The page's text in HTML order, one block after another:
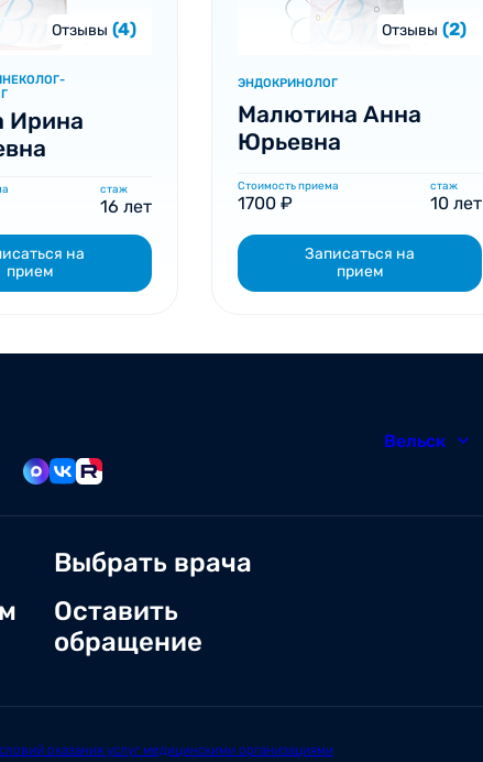
Отзывы (4)
Ирина
стаж
16 лет
на
прием
Отзывы (2)
ЭНДОКРИНОЛОГ
Малютина Анна
Юрьевна
Стоимость приема
1700 ₽
стаж
10 лет
Записаться на
прием
Вельск
Выбрать врача
Оставить
обращение
оказания услуг медицинскими организациями